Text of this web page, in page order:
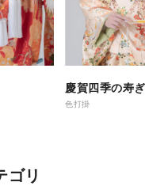
慶賀四季の寿ぎ
色打掛
ゴリ